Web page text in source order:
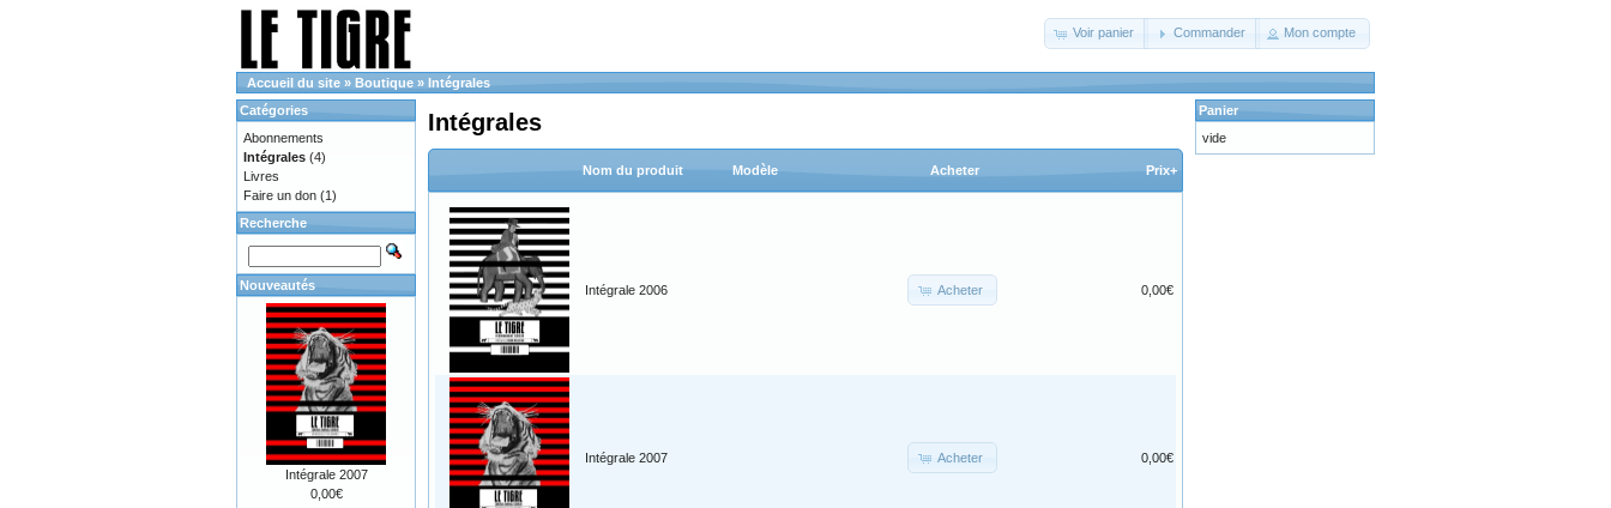
Voir panier Commander Mon compte
Accueil du site » Boutique » Intégrales
Intégrales
Nom du produit Modèle Acheter Prix+
Intégrale 2006 Acheter 0,00€
Intégrale 2007 Acheter 0,00€
Catégories
Abonnements
Intégrales (4)
Livres
Faire un don (1)
Recherche
Nouveautés
Intégrale 2007
0,00€
Panier
vide